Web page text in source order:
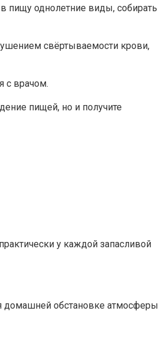
пищу однолетние виды, собирать
свёртываемости крови,
с врачом.
пищей, но и получите
у каждой запасливой
домашней обстановке атмосферы